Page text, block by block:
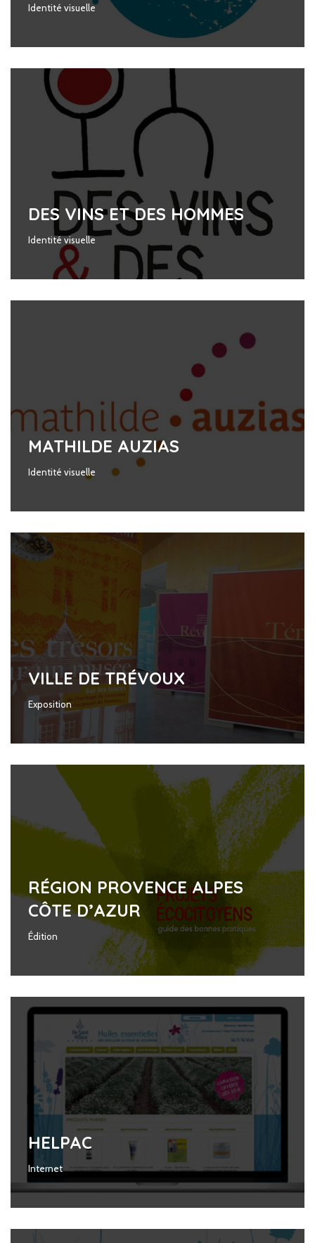
Identité visuelle
DES VINS ET DES HOMMES
Identité visuelle
MATHILDE AUZIAS
Identité visuelle
VILLE DE TRÉVOUX
Exposition
RÉGION PROVENCE ALPES
CÔTE D’AZUR
Édition
HELPAC
Internet